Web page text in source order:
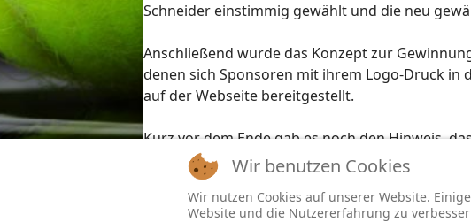
Schneider einstimmig gewählt und die neu
Anschließend wurde das Konzept zur
denen sich Sponsoren mit ihrem Logo-Druck
auf der Webseite bereitgestellt.
Kurz vor dem Ende gab es noch den Hinweis,
attraktiven Stand am Brunnen vor der Kirche
die anwesenden Mitglieder und den
Wir benutzen Cookies
Wir nutzen Cookies auf unserer Website.
Website und die Nutzererfahrung zu